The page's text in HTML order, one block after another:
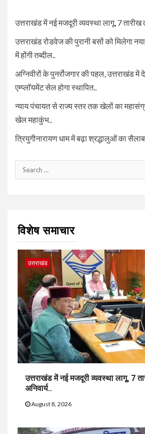
उत्तराखंड में नई मजदूरी व्यवस्था लागू, 7 तारीख
उत्तराखंड रोडवेज की पुरानी बसों को मिलेगा
में होंगी तब्दील..
अग्निवीरों के पुनर्रोजगार की पहल, उत्तराखंड में
एम्प्लॉयमेंट सेल होगा स्थापित..
न्याय पंचायत से राज्य स्तर तक खेलों का
खेल महाकुंभ..
त्रियुगीनारायण धाम में बढ़ा श्रद्धालुओं का सैलाब..
Search
for:
विशेष समाचार
उत्तराखंड
उत्तराखंड में नई मजदूरी व्यवस्था लागू, 7
अनिवार्य..
August 8, 2026